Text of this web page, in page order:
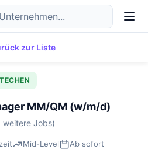
DE
zur Liste
MM/QM (w/m/d)
weitere Jobs)
Mid-Level
Ab sofort